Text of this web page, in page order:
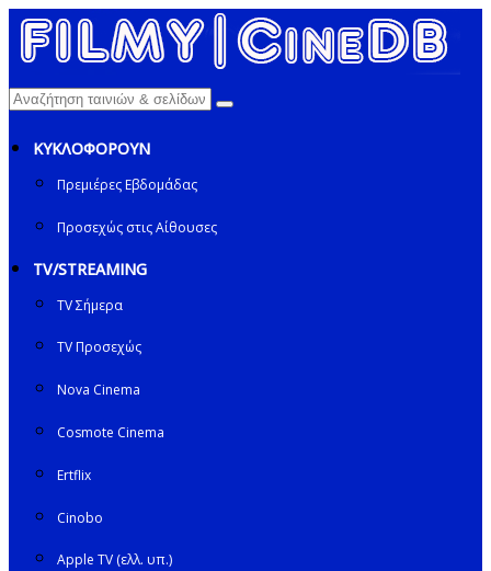
ΚΥΚΛΟΦΟΡΟΥΝ
Πρεμιέρες Εβδομάδας
Προσεχώς στις Αίθουσες
TV/STREAMING
TV Σήμερα
TV Προσεχώς
Nova Cinema
Cosmote Cinema
Ertflix
Cinobo
Apple TV (ελλ. υπ.)